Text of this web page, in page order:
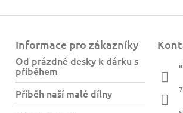
Informace pro zákazníky
Od prázdné desky k dárku s
příběhem
Příběh naší malé dílny